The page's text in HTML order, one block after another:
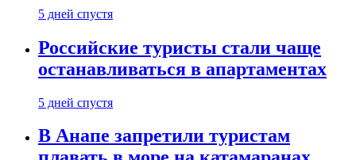
5 дней спустя
Российские туристы стали чаще
останавливаться в апартаментах
5 дней спустя
В Анапе запретили туристам